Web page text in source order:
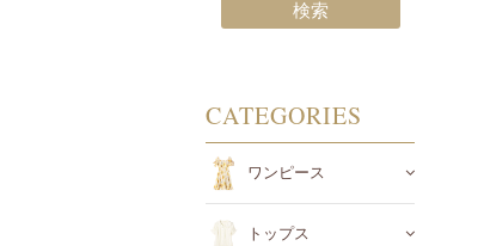
CATEGORIES
ワンピース
トップス